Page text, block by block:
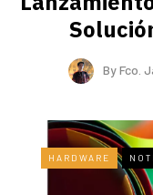
ByFco.
HARDWARE